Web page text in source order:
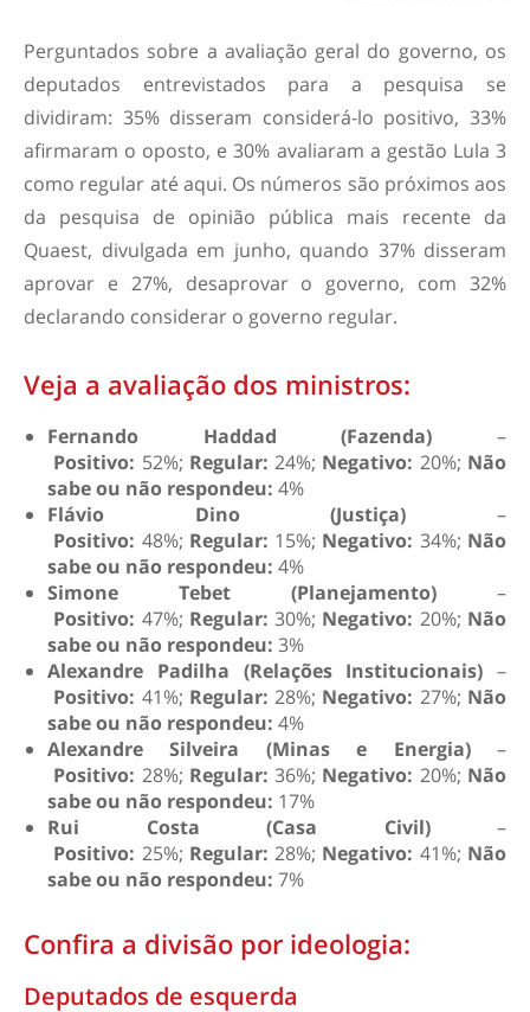
Perguntados sobre a avaliação geral do governo, os
deputados entrevistados para a pesquisa se
dividiram: 35% disseram considerá-lo positivo, 33%
afirmaram o oposto, e 30% avaliaram a gestão Lula 3
como regular até aqui. Os números são próximos aos
da pesquisa de opinião pública mais recente da
Quaest, divulgada em junho, quando 37% disseram
aprovar e 27%, desaprovar o governo, com 32%
declarando considerar o governo regular.
Veja a avaliação dos ministros:
Fernando Haddad (Fazenda) –
Positivo: 52%; Regular: 24%; Negativo: 20%; Não
sabe ou não respondeu: 4%
Flávio Dino (Justiça) –
Positivo: 48%; Regular: 15%; Negativo: 34%; Não
sabe ou não respondeu: 4%
Simone Tebet (Planejamento) –
Positivo: 47%; Regular: 30%; Negativo: 20%; Não
sabe ou não respondeu: 3%
Alexandre Padilha (Relações Institucionais) –
Positivo: 41%; Regular: 28%; Negativo: 27%; Não
sabe ou não respondeu: 4%
Alexandre Silveira (Minas e Energia)–
Positivo: 28%; Regular: 36%; Negativo: 20%; Não
sabe ou não respondeu: 17%
Rui Costa (Casa Civil)–
Positivo: 25%; Regular: 28%; Negativo: 41%; Não
sabe ou não respondeu: 7%
Confira a divisão por ideologia:
Deputados de esquerda